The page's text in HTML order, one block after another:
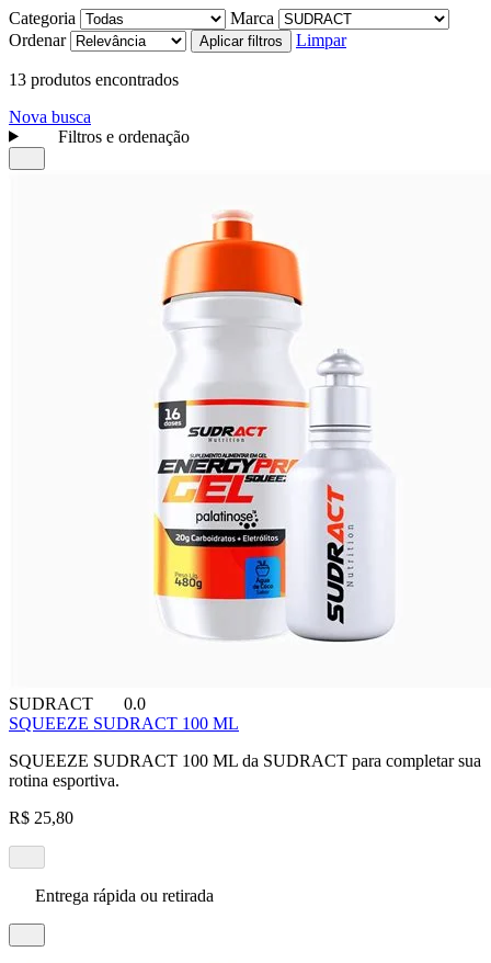
Categoria
Marca
Ordenar
Aplicar filtros Limpar
13 produtos encontrados
Nova busca
Filtros e ordenação
SUDRACT
0.0
SQUEEZE SUDRACT 100 ML
SQUEEZE SUDRACT 100 ML da SUDRACT para completar sua
rotina esportiva.
R$ 25,80
Entrega rápida ou retirada